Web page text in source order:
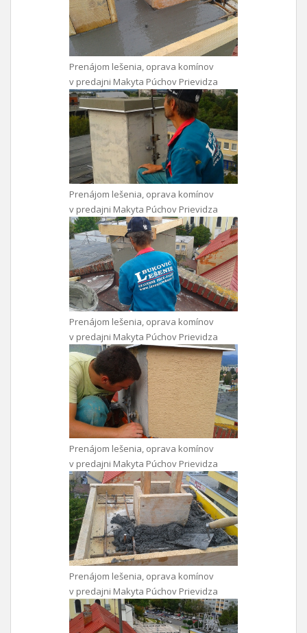
Prenájom lešenia, oprava komínov
v predajni Makyta Púchov Prievidza
Prenájom lešenia, oprava komínov
v predajni Makyta Púchov Prievidza
Prenájom lešenia, oprava komínov
v predajni Makyta Púchov Prievidza
Prenájom lešenia, oprava komínov
v predajni Makyta Púchov Prievidza
Prenájom lešenia, oprava komínov
v predajni Makyta Púchov Prievidza